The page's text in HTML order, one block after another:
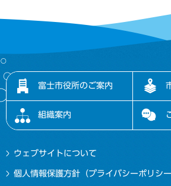
富士市役所のご案内
組織案内
ウェブサイトについて
個人情報保護方針（プライバシーポリシー